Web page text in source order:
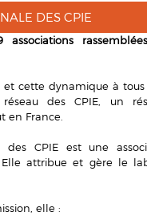
DES CPIE
et cette dynamique à
des CPIE, un
en France.
des CPIEest une
Elle attribue et gère le
elle :